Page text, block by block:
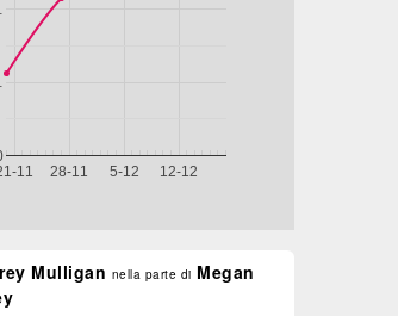
-
IL
SENTIERO
Mulligan nella parte di Megan